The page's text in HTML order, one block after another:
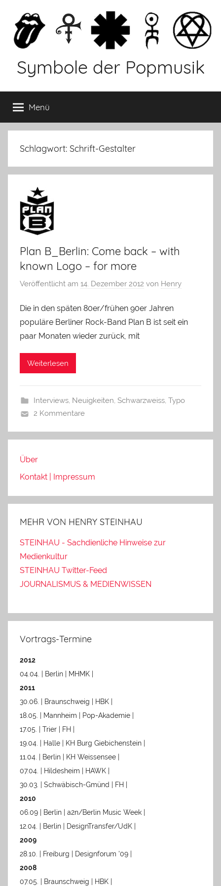
Inhalt
springen
Symbole der Popmusik
Menü
Schlagwort: Schrift-Gestalter
Plan B_Berlin: Come back – with
known Logo – for more
Veröffentlicht am 14. Dezember 2012 von Henry
Die in den späten 80er/frühen 90er Jahren
populäre Berliner Rock-Band Plan B ist seit ein
paar Monaten wieder zurück, mit
Weiterlesen
Interviews, Neuigkeiten, Schwarzweiss, Typo
2 Kommentare
Über
Kontakt | Impressum
MEHR VON HENRY STEINHAU
STEINHAU - Sachdienliche Hinweise zur
Medienkultur
STEINHAU Twitter-Feed
JOURNALISMUS & MEDIENWISSEN
Vortrags-Termine
2012
04.04. | Berlin | MHMK |
2011
30.06. | Braunschweig | HBK |
18.05. | Mannheim | Pop-Akademie |
17.05. | Trier | FH |
19.04. | Halle | KH Burg Giebichenstein |
11.04. | Berlin | KH Weissensee |
07.04. | Hildesheim | HAWK |
30.03. | Schwäbisch-Gmünd | FH |
2010
06.09 | Berlin | a2n/Berlin Music Week |
12.04. | Berlin | DesignTransfer/UdK |
2009
28.10. | Freiburg | Designforum '09 |
2008
07.05. | Braunschweig | HBK |